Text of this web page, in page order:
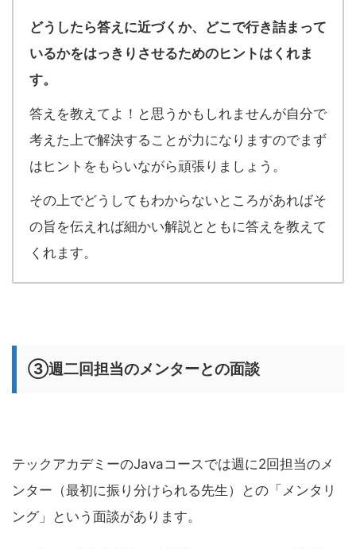
どうしたら答えに近づくか、どこで行き詰まって
いるかをはっきりさせるためのヒントはくれま
す。
答えを教えてよ！と思うかもしれませんが自分で
考えた上で解決することが力になりますのでまず
はヒントをもらいながら頑張りましょう。
その上でどうしてもわからないところがあればそ
の旨を伝えれば細かい解説とともに答えを教えて
くれます。
③週二回担当のメンターとの面談
テックアカデミーのJavaコースでは週に2回担当のメ
ンター（最初に振り分けられる先生）との「メンタリ
ング」という面談があります。